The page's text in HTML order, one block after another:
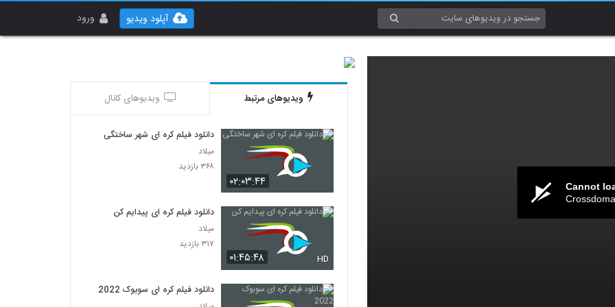
ورود آپلود ویدیو
Cannot
ویدیوهای مرتبط ویدیوهای کانال
۰۲:۰۳:۴۴
دانلود فیلم کره ای شهر ساختگی
میلاد
۳۶۸ بازدید
۰۱:۴۵:۴۸ HD
دانلود فیلم کره ای پیدایم کن
میلاد
۳۱۷ بازدید
دانلود فیلم کره ای سوبوک 2022